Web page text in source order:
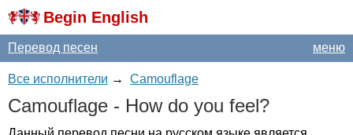
Begin English
меню
Перевод песен
Все исполнители → Camouflage
Camouflage - How do you feel?